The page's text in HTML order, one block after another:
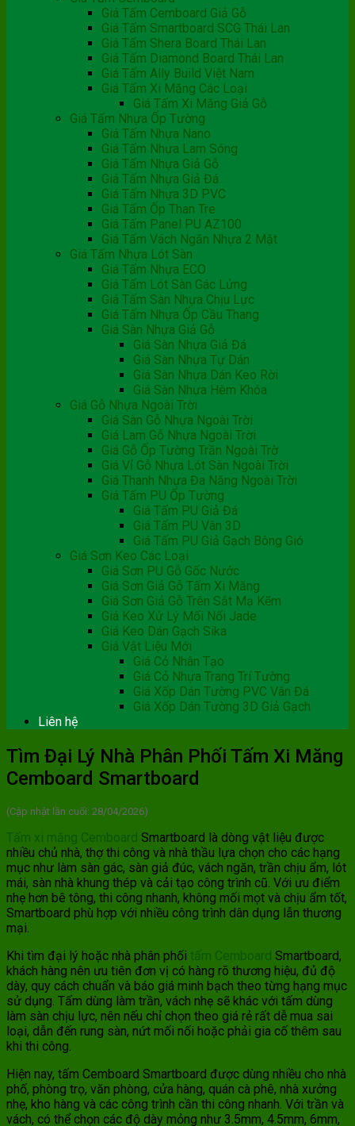
Giá Tấm Cemboard Giả Gỗ
Giá Tấm Smartboard SCG Thái Lan
Giá Tấm Shera Board Thái Lan
Giá Tấm Diamond Board Thái Lan
Giá Tấm Ally Build Việt Nam
Giá Tấm Xi Măng Các Loại
Giá Tấm Xi Măng Giả Gỗ
Giá Tấm Nhựa Ốp Tường
Giá Tấm Nhựa Nano
Giá Tấm Nhựa Lam Sóng
Giá Tấm Nhựa Giả Gỗ
Giá Tấm Nhựa Giả Đá
Giá Tấm Nhựa 3D PVC
Giá Tấm Ốp Than Tre
Giá Tấm Panel PU AZ100
Giá Tấm Vách Ngăn Nhựa 2 Mặt
Giá Tấm Nhựa Lót Sàn
Giá Tấm Nhựa ECO
Giá Tấm Lót Sàn Gác Lửng
Giá Tấm Sàn Nhựa Chịu Lực
Giá Tấm Nhựa Ốp Cầu Thang
Giá Sàn Nhựa Giả Gỗ
Giá Sàn Nhựa Giả Đá
Giá Sàn Nhựa Tự Dán
Giá Sàn Nhựa Dán Keo Rời
Giá Sàn Nhựa Hèm Khóa
Giá Gỗ Nhựa Ngoài Trời
Giá Sàn Gỗ Nhựa Ngoài Trời
Giá Lam Gỗ Nhựa Ngoài Trời
Giá Gỗ Ốp Tường Trần Ngoài Trờ
Giá Vỉ Gỗ Nhựa Lót Sàn Ngoài Trời
Giá Thanh Nhựa Đa Năng Ngoài Trời
Giá Tấm PU Ốp Tường
Giá Tấm PU Giả Đá
Giá Tấm PU Vân 3D
Giá Tấm PU Giả Gạch Bông Gió
Giá Sơn Keo Các Loại
Giá Sơn PU Gỗ Gốc Nước
Giá Sơn Giả Gỗ Tấm Xi Măng
Giá Sơn Giả Gỗ Trên Sắt Mạ Kẽm
Giá Keo Xử Lý Mối Nối Jade
Giá Keo Dán Gạch Sika
Giá Vật Liệu Mới
Giá Cỏ Nhân Tạo
Giá Cỏ Nhựa Trang Trí Tường
Giá Xốp Dán Tường PVC Vân Đá
Giá Xốp Dán Tường 3D Giả Gạch
Liên hệ
Tìm Đại Lý Nhà Phân Phối Tấm Xi Măng
Cemboard Smartboard
(Cập nhật lần cuối: 28/04/2026)
Tấm xi măng Cemboard Smartboard là dòng vật liệu được
nhiều chủ nhà, thợ thi công và nhà thầu lựa chọn cho các hạng
mục như làm sàn gác, sàn giả đúc, vách ngăn, trần chịu ẩm, lót
mái, sàn nhà khung thép và cải tạo công trình cũ. Với ưu điểm
nhẹ hơn bê tông, thi công nhanh, không mối mọt và chịu ẩm tốt,
Smartboard phù hợp với nhiều công trình dân dụng lẫn thương
mại.
Khi tìm đại lý hoặc nhà phân phối tấm Cemboard Smartboard,
khách hàng nên ưu tiên đơn vị có hàng rõ thương hiệu, đủ độ
dày, quy cách chuẩn và báo giá minh bạch theo từng hạng mục
sử dụng. Tấm dùng làm trần, vách nhẹ sẽ khác với tấm dùng
làm sàn chịu lực, nên nếu chỉ chọn theo giá rẻ rất dễ mua sai
loại, dẫn đến rung sàn, nứt mối nối hoặc phải gia cố thêm sau
khi thi công.
Hiện nay, tấm Cemboard Smartboard được dùng nhiều cho nhà
phố, phòng trọ, văn phòng, cửa hàng, quán cà phê, nhà xưởng
nhẹ, kho hàng và các công trình cần thi công nhanh. Với trần và
vách, có thể chọn các độ dày mỏng như 3.5mm, 4.5mm, 6mm,